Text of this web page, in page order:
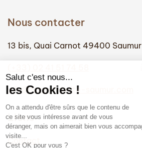
Nous contacter
13 bis, Quai Carnot 49400 Saumur
info@hautefidelite-saumur.com
Liens
Contact